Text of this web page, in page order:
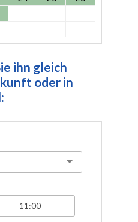
ihn gleich
oder in